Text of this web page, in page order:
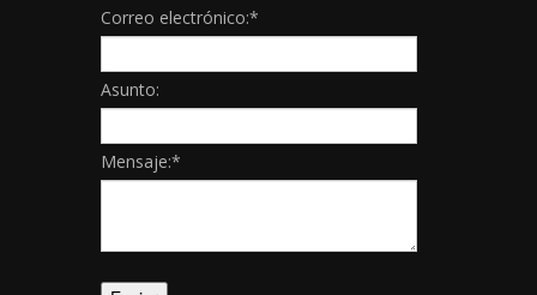
Correo electrónico:*
Asunto:
Mensaje:*